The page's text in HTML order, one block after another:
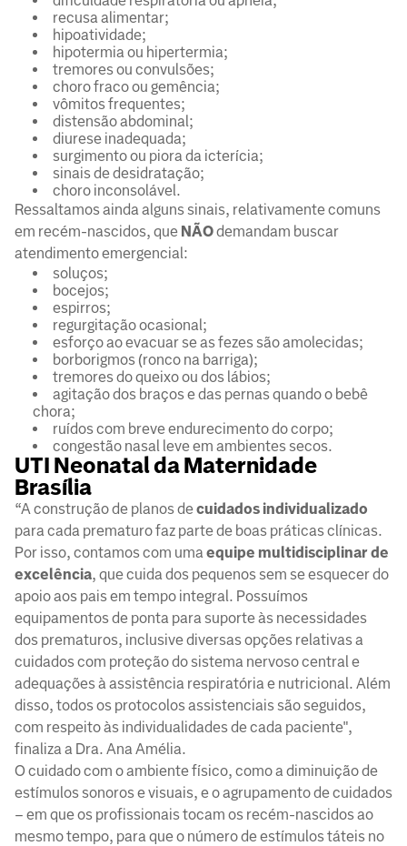
recusa alimentar;
hipoatividade;
hipotermia ou hipertermia;
tremores ou convulsões;
choro fraco ou gemência;
vômitos frequentes;
distensão abdominal;
diurese inadequada;
surgimento ou piora da icterícia;
sinais de desidratação;
choro inconsolável.
Ressaltamos ainda alguns sinais, relativamente comuns
em recém-nascidos, que NÃOdemandam buscar
atendimento emergencial:
soluços;
bocejos;
espirros;
regurgitação ocasional;
esforço ao evacuar se as fezes são amolecidas;
borborigmos (ronco na barriga);
tremores do queixo ou dos lábios;
agitação dos braços e das pernas quando o bebê
chora;
ruídos com breve endurecimento do corpo;
congestão nasal leve em ambientes secos.
UTI Neonatal da Maternidade
Brasília
“A construção de planos decuidados individualizado
para cada prematuro faz parte de boas práticas clínicas.
Por isso, contamos com uma equipe multidisciplinar de
excelência, que cuida dos pequenos sem se esquecer do
apoio aos pais em tempo integral. Possuímos
equipamentos de ponta para suporte às necessidades
dos prematuros, inclusive diversas opções relativas a
cuidados com proteção do sistema nervoso central e
adequações à assistência respiratória e nutricional. Além
disso, todos os protocolos assistenciais são seguidos,
com respeito às individualidades de cada paciente",
finaliza a Dra. Ana Amélia.
O cuidado com o ambiente físico, como a diminuição de
estímulos sonoros e visuais, e o agrupamento de cuidados
– em que os profissionais tocam os recém-nascidos ao
mesmo tempo, para que o número de estímulos táteis no